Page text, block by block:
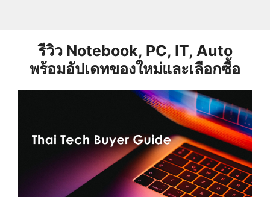
รีวิว Notebook, PC, IT, Auto
พร้อมอัปเดทของใหม่และเลือกซื้อ